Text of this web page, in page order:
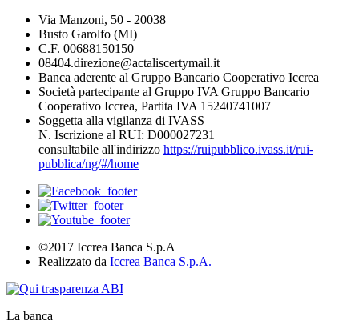
Via Manzoni, 50 - 20038
Busto Garolfo (MI)
C.F. 00688150150
08404.direzione@actaliscertymail.it
Banca aderente al Gruppo Bancario Cooperativo Iccrea
Società partecipante al Gruppo IVA Gruppo Bancario
Cooperativo Iccrea, Partita IVA 15240741007
Soggetta alla vigilanza di IVASS
N. Iscrizione al RUI: D000027231
consultabile all'indirizzo https://ruipubblico.ivass.it/rui-
pubblica/ng/#/home
©2017 Iccrea Banca S.p.A
Realizzato da Iccrea Banca S.p.A.
La banca